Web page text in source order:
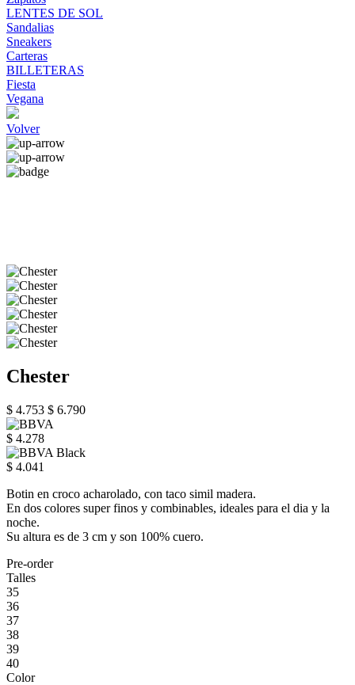
LENTES DE SOL
Sandalias
Sneakers
Carteras
BILLETERAS
Fiesta
Vegana
Volver
Chester
$ 4.753 $ 6.790
$ 4.278
$ 4.041
Botin en croco acharolado, con taco simil madera.
En dos colores super finos y combinables, ideales para el dia y la
noche.
Su altura es de 3 cm y son 100% cuero.
Pre-order
Talles
35
36
37
38
39
40
Color